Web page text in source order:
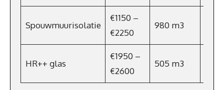
Spouwmuurisolatie
€1150 –
€2250
980 m3
HR++ glas
€1950 –
€2600
505 m3